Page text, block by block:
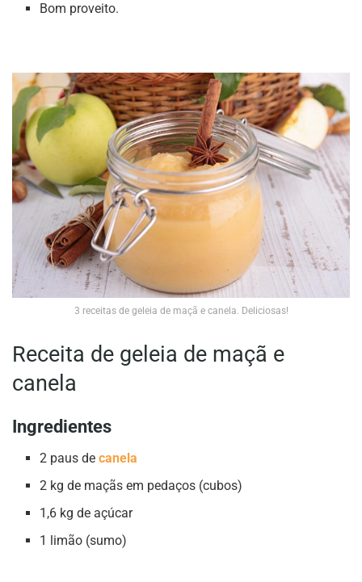
Bom proveito.
3 receitas de geleia de maçã e canela. Deliciosas!
Receita de geleia de maçã e
canela
Ingredientes
2 paus de canela
2 kg de maçãs em pedaços (cubos)
1,6 kg de açúcar
1 limão (sumo)